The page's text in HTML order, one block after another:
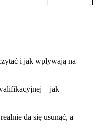
i jak wpływają na
– jak
da się usunąć, a